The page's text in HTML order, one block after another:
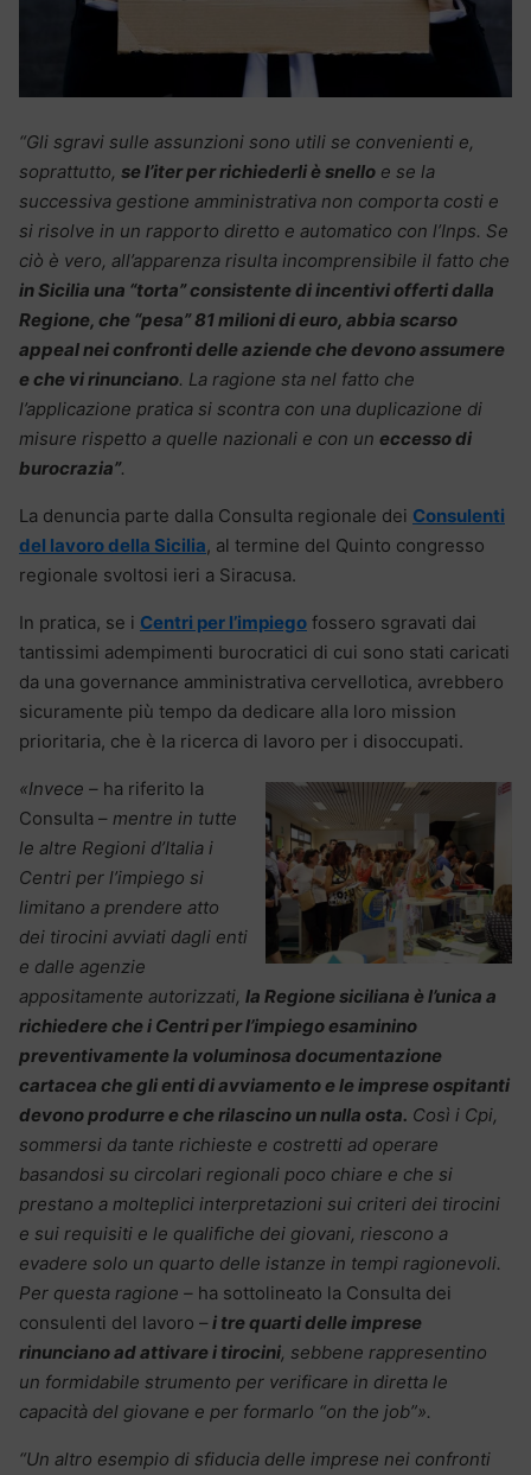
“Gli sgravi sulle assunzioni sono utili se convenienti e,
soprattutto, se l’iter per richiederli è snello e se la
successiva gestione amministrativa non comporta costi e
si risolve in un rapporto diretto e automatico con l’Inps. Se
ciò è vero, all’apparenza risulta incomprensibile il fatto che
in Sicilia una “torta” consistente di incentivi offerti dalla
Regione, che “pesa” 81 milioni di euro, abbia scarso
appeal nei confronti delle aziende che devono assumere
e che vi rinunciano. La ragione sta nel fatto che
l’applicazione pratica si scontra con una duplicazione di
misure rispetto a quelle nazionali e con un eccesso di
burocrazia”.
La denuncia parte dalla Consulta regionale dei Consulenti
del lavoro della Sicilia, al termine del Quinto congresso
regionale svoltosi ieri a Siracusa.
In pratica, se i Centri per l’impiego fossero sgravati dai
tantissimi adempimenti burocratici di cui sono stati caricati
da una governance amministrativa cervellotica, avrebbero
sicuramente più tempo da dedicare alla loro mission
prioritaria, che è la ricerca di lavoro per i disoccupati.
«Invece – ha riferito la
Consulta – mentre in tutte
le altre Regioni d’Italia i
Centri per l’impiego si
limitano a prendere atto
dei tirocini avviati dagli enti
e dalle agenzie
appositamente autorizzati, la Regione siciliana è l’unica a
richiedere che i Centri per l’impiego esaminino
preventivamente la voluminosa documentazione
cartacea che gli enti di avviamento e le imprese ospitanti
devono produrre e che rilascino un nulla osta. Così i Cpi,
sommersi da tante richieste e costretti ad operare
basandosi su circolari regionali poco chiare e che si
prestano a molteplici interpretazioni sui criteri dei tirocini
e sui requisiti e le qualifiche dei giovani, riescono a
evadere solo un quarto delle istanze in tempi ragionevoli.
Per questa ragione – ha sottolineato la Consulta dei
consulenti del lavoro –i tre quarti delle imprese
rinunciano ad attivare i tirocini, sebbene rappresentino
un formidabile strumento per verificare in diretta le
capacità del giovane e per formarlo “on the job”».
“Un altro esempio di sfiducia delle imprese nei confronti